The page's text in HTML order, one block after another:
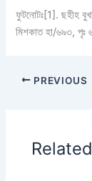
ফুটনোটঃ[1]. ছহীহ
মিশকাত হা/৬৯৩, পৃঃ
PREVIOUS